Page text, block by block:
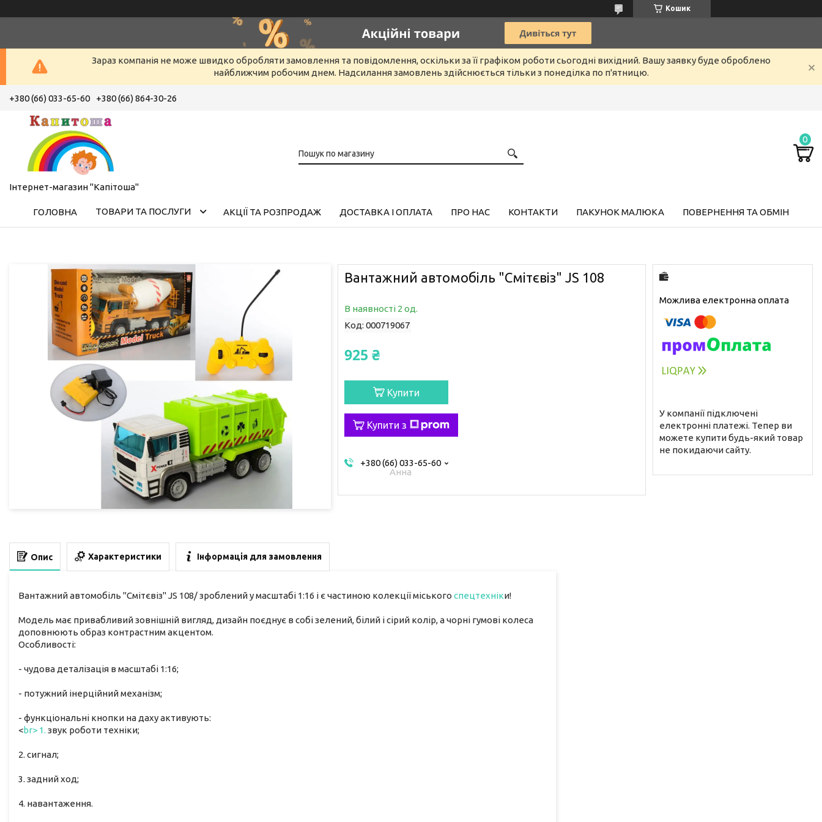
Кошик
Зараз компанія не може швидко обробляти замовлення та повідомлення, оскільки за її графіком роботи сьогодні вихідний. Вашу заявку буде оброблено
найближчим робочим днем. Надсилання замовлень здійснюється тільки з понеділка по п'ятницю.
+380 (66) 033-65-60 +380 (66) 864-30-26
Інтернет-магазин "Капітоша"
ГОЛОВНА ТОВАРИ ТА ПОСЛУГИ АКЦІЇ ТА РОЗПРОДАЖ ДОСТАВКА І ОПЛАТА ПРО НАС КОНТАКТИ ПАКУНОК МАЛЮКА ПОВЕРНЕННЯ ТА ОБМІН
Вантажний автомобіль "Смітєвіз" JS 108
В наявності 2 од.
Код: 000719067
925 ₴
Купити
Купити з
+380 (66) 033-65-60
Анна
У компанії підключені
електронні платежі. Тепер ви
можете купити будь-який товар
не покидаючи сайту.
Опис Характеристики Інформація для замовлення
Вантажний автомобіль "Смітєвіз" JS 108/ зроблений у масштабі 1:16 і є частиною колекції міського спецтехніки!
Модель має привабливий зовнішній вигляд, дизайн поєднує в собі зелений, білий і сірий колір, а чорні гумові колеса
доповнюють образ контрастним акцентом.
Особливості:
- чудова деталізація в масштабі 1:16;
- потужний інерційний механізм;
- функціональні кнопки на даху активують:
<br> 1. звук роботи техніки;
2. сигнал;
3. задний ход;
4. навантаження.